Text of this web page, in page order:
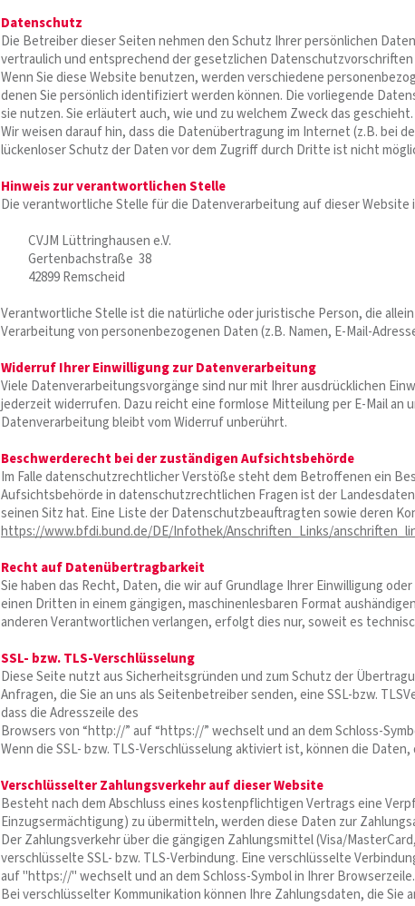
Datenschutz
Die Betreiber dieser Seiten nehmen den Schutz Ihrer persönlichen
vertraulich und entsprechend der gesetzlichen
Wenn Sie diese Website benutzen, werden verschiedene
denen Sie persönlich identifiziert werden können. Die vorliegende
sie nutzen. Sie erläutert auch, wie und zu welchem Zweck das geschieht.
Wir weisen darauf hin, dass die Datenübertragung im Internet (z.B. bei
lückenloser Schutz der Daten vor dem Zugriff durch Dritte ist nicht
Hinweis zur verantwortlichen Stelle
Die verantwortliche Stelle für die Datenverarbeitung auf dieser Website
CVJM Lüttringhausen e.V.
Gertenbachstraße 38
42899 Remscheid
Verantwortliche Stelle ist die natürliche oder juristische Person, die
Verarbeitung von personenbezogenen Daten (z.B. Namen, E-Mail-
Widerruf Ihrer Einwilligung zur Datenverarbeitung
Viele Datenverarbeitungsvorgänge sind nur mit Ihrer ausdrücklichen
jederzeit widerrufen. Dazu reicht eine formlose Mitteilung per E-Mail an
Datenverarbeitung bleibt vom Widerruf unberührt.
Beschwerderecht bei der zuständigen Aufsichtsbehörde
Im Falle datenschutzrechtlicher Verstöße steht dem Betroffenen ein
Aufsichtsbehörde in datenschutzrechtlichen Fragen ist der
seinen Sitz hat. Eine Liste der Datenschutzbeauftragten sowie deren
https://www.bfdi.bund.de/DE/Infothek/Anschriften_Links/
Recht auf Datenübertragbarkeit
Sie haben das Recht, Daten, die wir auf Grundlage Ihrer Einwilligung
einen Dritten in einem gängigen, maschinenlesbaren Format
anderen Verantwortlichen verlangen, erfolgt dies nur, soweit es
SSL- bzw. TLS-Verschlüsselung
Diese Seite nutzt aus Sicherheitsgründen und zum Schutz der
Anfragen, die Sie an uns als Seitenbetreiber senden, eine SSL-bzw.
dass die Adresszeile des
Browsers von “http://” auf “https://” wechselt und an dem Schloss-
Wenn die SSL- bzw. TLS-Verschlüsselung aktiviert ist, können die
Verschlüsselter Zahlungsverkehr auf dieser Website
Besteht nach dem Abschluss eines kostenpflichtigen Vertrags eine
Einzugsermächtigung) zu übermitteln, werden diese Daten zur
Der Zahlungsverkehr über die gängigen Zahlungsmittel (Visa/
verschlüsselte SSL- bzw. TLS-Verbindung. Eine verschlüsselte
auf "https://" wechselt und an dem Schloss-Symbol in Ihrer Browserzeile.
Bei verschlüsselter Kommunikation können Ihre Zahlungsdaten, die